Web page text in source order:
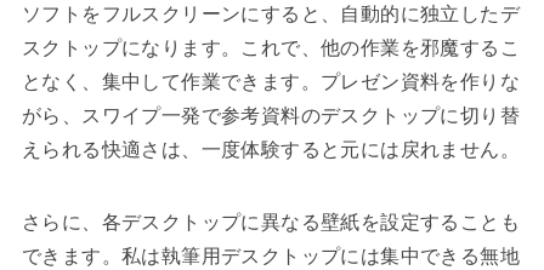
ソフトをフルスクリーンにすると、自動的に独立したデ
スクトップになります。これで、他の作業を邪魔するこ
となく、集中して作業できます。プレゼン資料を作りな
がら、スワイプ一発で参考資料のデスクトップに切り替
えられる快適さは、一度体験すると元には戻れません。
さらに、各デスクトップに異なる壁紙を設定することも
できます。私は執筆用デスクトップには集中できる無地